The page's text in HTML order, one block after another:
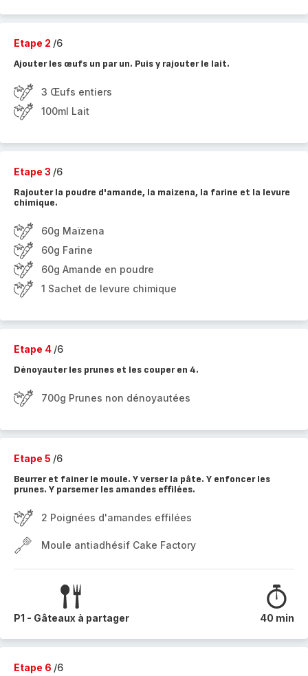
Etape 2 /6
Ajouter les œufs un par un. Puis y rajouter le lait.
3 Œufs entiers
100ml Lait
Etape 3 /6
Rajouter la poudre d'amande, la maizena, la farine et la levure
chimique.
60g Maïzena
60g Farine
60g Amande en poudre
1 Sachet de levure chimique
Etape 4 /6
Dénoyauter les prunes et les couper en 4.
700g Prunes non dénoyautées
Etape 5 /6
Beurrer et fainer le moule. Y verser la pâte. Y enfoncer les
prunes. Y parsemer les amandes effilées.
2 Poignées d'amandes effilées
Moule antiadhésif Cake Factory
P1 - Gâteaux à partager 40 min
Etape 6 /6